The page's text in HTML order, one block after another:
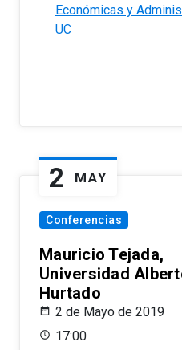
Económicas y
UC
2 MAY
Conferencias
Mauricio Tejada,
Universidad
Hurtado
2 de Mayo de 2019
17:00